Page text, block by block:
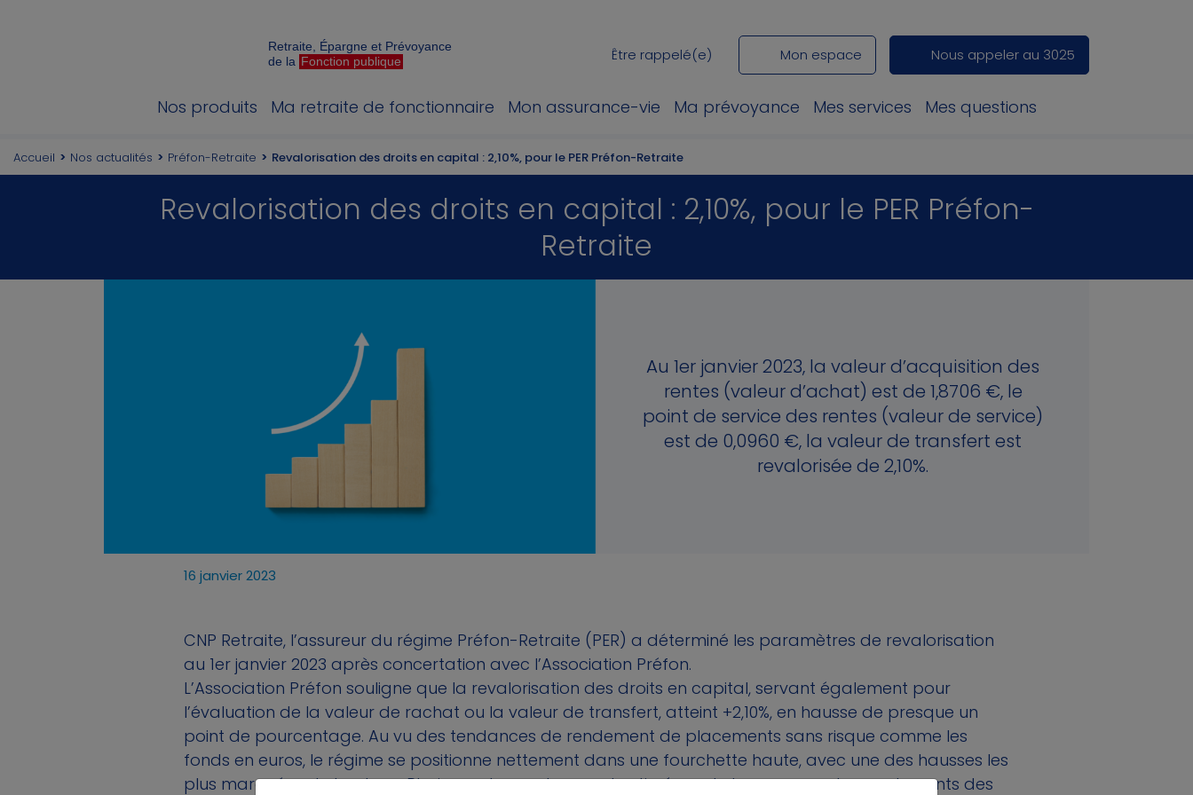
Être rappelé(e) Mon espace Nous appeler au 3025
Retraite, Épargne et Prévoyance
de la Fonction publique
Nos produits Ma retraite de fonctionnaire Mon assurance-vie Ma prévoyance Mes services Mes questions
Accueil Nos actualités Préfon-Retraite Revalorisation des droits en capital : 2,10%, pour le PER Préfon-Retraite
Revalorisation des droits en capital : 2,10%, pour le PER Préfon-
Retraite
Au 1er janvier 2023, la valeur d’acquisition des
rentes (valeur d’achat) est de 1,8706 €, le
point de service des rentes (valeur de service)
est de 0,0960 €, la valeur de transfert est
revalorisée de 2,10%.
16 janvier 2023
CNP Retraite, l’assureur du régime Préfon-Retraite (PER) a déterminé les paramètres de revalorisation
au 1er janvier 2023 après concertation avec l’Association Préfon.
L’Association Préfon souligne que la revalorisation des droits en capital, servant également pour
l’évaluation de la valeur de rachat ou la valeur de transfert, atteint +2,10%, en hausse de presque un
point de pourcentage. Au vu des tendances de rendement de placements sans risque comme les
fonds en euros, le régime se positionne nettement dans une fourchette haute, avec une des hausses les
plus marquées de la place. Plusieurs observateurs ont estimé que le taux moyen des rendements des